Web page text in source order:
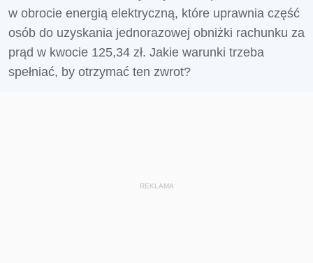
w obrocie energią elektryczną, które uprawnia część
osób do uzyskania jednorazowej obniżki rachunku za
prąd w kwocie 125,34 zł. Jakie warunki trzeba
spełniać, by otrzymać ten zwrot?
REKLAMA